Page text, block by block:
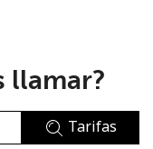
llamar?
Tarifas